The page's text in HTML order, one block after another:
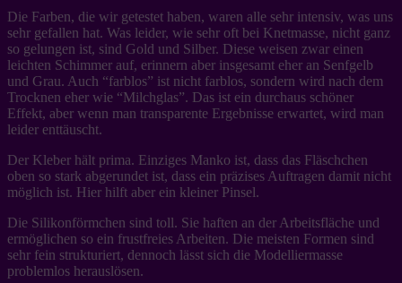
Die Farben, die wir getestet haben, waren alle sehr intensiv, was uns
sehr gefallen hat. Was leider, wie sehr oft bei Knetmasse, nicht ganz
so gelungen ist, sind Gold und Silber. Diese weisen zwar einen
leichten Schimmer auf, erinnern aber insgesamt eher an Senfgelb
und Grau. Auch “farblos” ist nicht farblos, sondern wird nach dem
Trocknen eher wie “Milchglas”. Das ist ein durchaus schöner
Effekt, aber wenn man transparente Ergebnisse erwartet, wird man
leider enttäuscht.
Der Kleber hält prima. Einziges Manko ist, dass das Fläschchen
oben so stark abgerundet ist, dass ein präzises Auftragen damit nicht
möglich ist. Hier hilft aber ein kleiner Pinsel.
Die Silikonförmchen sind toll. Sie haften an der Arbeitsfläche und
ermöglichen so ein frustfreies Arbeiten. Die meisten Formen sind
sehr fein strukturiert, dennoch lässt sich die Modelliermasse
problemlos herauslösen.